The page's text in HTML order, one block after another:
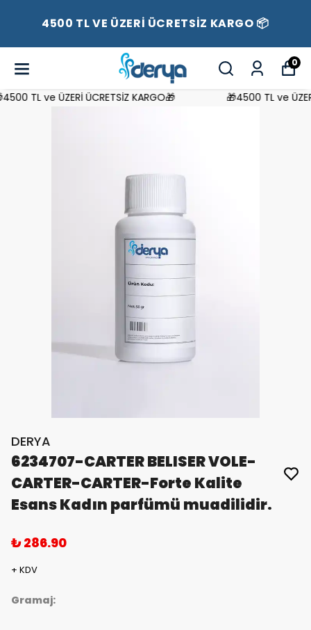
4500 TL VE ÜZERİ ÜCRETSİZ KARGO 📦
0
TL ve ÜZERİ ÜCRETSİZ KARGO🎁 🎁4500 TL ve ÜZERİ
DERYA
6234707-CARTER BELISER VOLE-
CARTER-CARTER-Forte Kalite
Esans Kadın parfümü muadilidir.
₺ 286.90
+ KDV
Gramaj: